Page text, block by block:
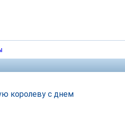
королеву с днем